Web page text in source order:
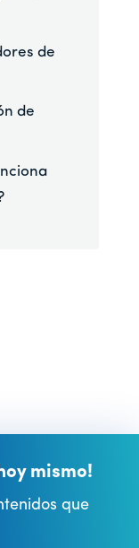
de
de
mismo!
que